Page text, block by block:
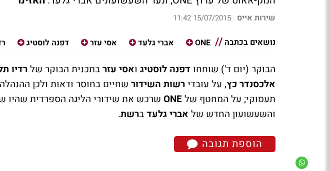
שירות אייס |
15/07/2015 11:42
נושאים בכתבה ONE אברי גלעד אסי עזר דפנה לוסטיג
הבוקר (יום ד') שוחחו דפנה לוסטיג ואסי עזרבתכנית הבוקר שלרדיו
אלכסנדר כץ, על עובדירשות השידור שחיים בחוסר ודאות ולכן
תעסוקי; על המחטף שלONE שרכש את שידורי הליגה הספרדית שהיו
והשעשועון החדש של אברי גלעדברשת.
הוספת תגובה